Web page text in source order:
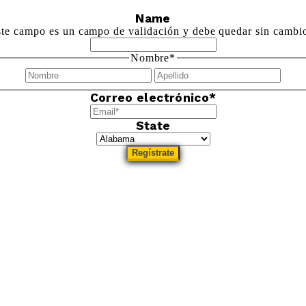
Name
campo es un campo de validación y debe quedar sin
Nombre*
Nombre
Correo electrónico*
State